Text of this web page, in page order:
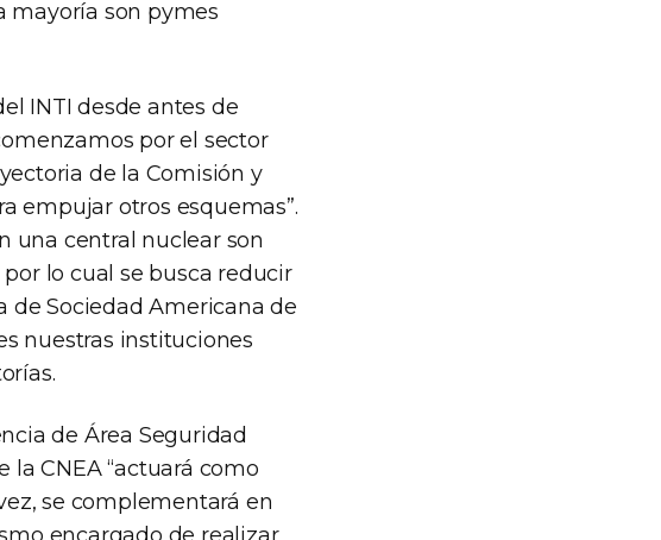
mayoría son pymes
INTI desde antes de
por el sector
de la Comisión y
empujar otros esquemas”.
una central nuclear son
lo cual se busca reducir
de Sociedad Americana de
nuestras instituciones
de Área Seguridad
la CNEA “actuará como
se complementará en